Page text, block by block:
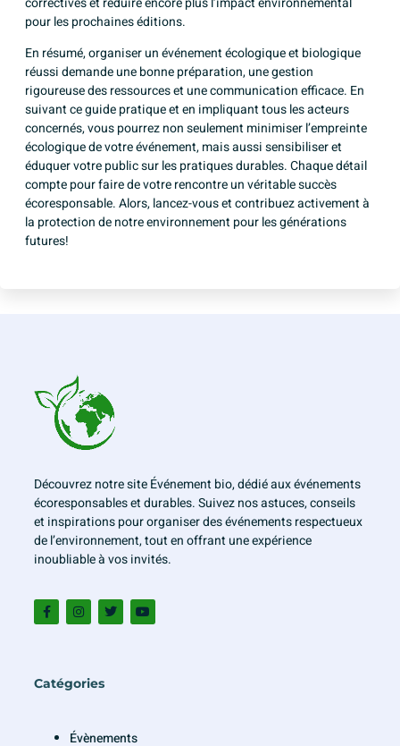
pour les prochaines éditions.
En résumé, organiser un événement écologique et biologique
réussi demande une bonne préparation, une gestion
rigoureuse des ressources et une communication efficace. En
suivant ce guide pratique et en impliquant tous les acteurs
concernés, vous pourrez non seulement minimiser l’empreinte
écologique de votre événement, mais aussi sensibiliser et
éduquer votre public sur les pratiques durables. Chaque détail
compte pour faire de votre rencontre un véritable succès
écoresponsable. Alors, lancez-vous et contribuez activement à
la protection de notre environnement pour les générations
futures!
Découvrez notre site Événement bio, dédié aux événements
écoresponsables et durables. Suivez nos astuces, conseils
et inspirations pour organiser des événements respectueux
de l’environnement, tout en offrant une expérience
inoubliable à vos invités.
Catégories
Évènements